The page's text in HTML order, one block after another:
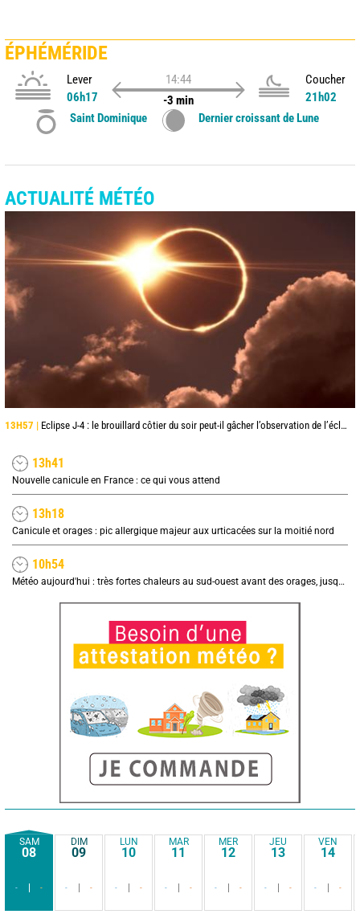
ÉPHÉMÉRIDE
Lever
06h17
14:44
-3 min
Coucher
21h02
Saint Dominique
Dernier croissant de Lune
ACTUALITÉ MÉTÉO
13H57 | Eclipse J-4 : le brouillard côtier du soir peut-il gâcher l’observation de l’éclipse à la plage ?
13h41
Nouvelle canicule en France : ce qui vous attend
13h18
Canicule et orages : pic allergique majeur aux urticacées sur la moitié nord
10h54
Météo aujourd'hui : très fortes chaleurs au sud-ouest avant des orages, jusqu'à 39°C
SAM
08
- -
DIM
09
- -
LUN
10
- -
MAR
11
- -
MER
12
- -
JEU
13
- -
VEN
14
- -